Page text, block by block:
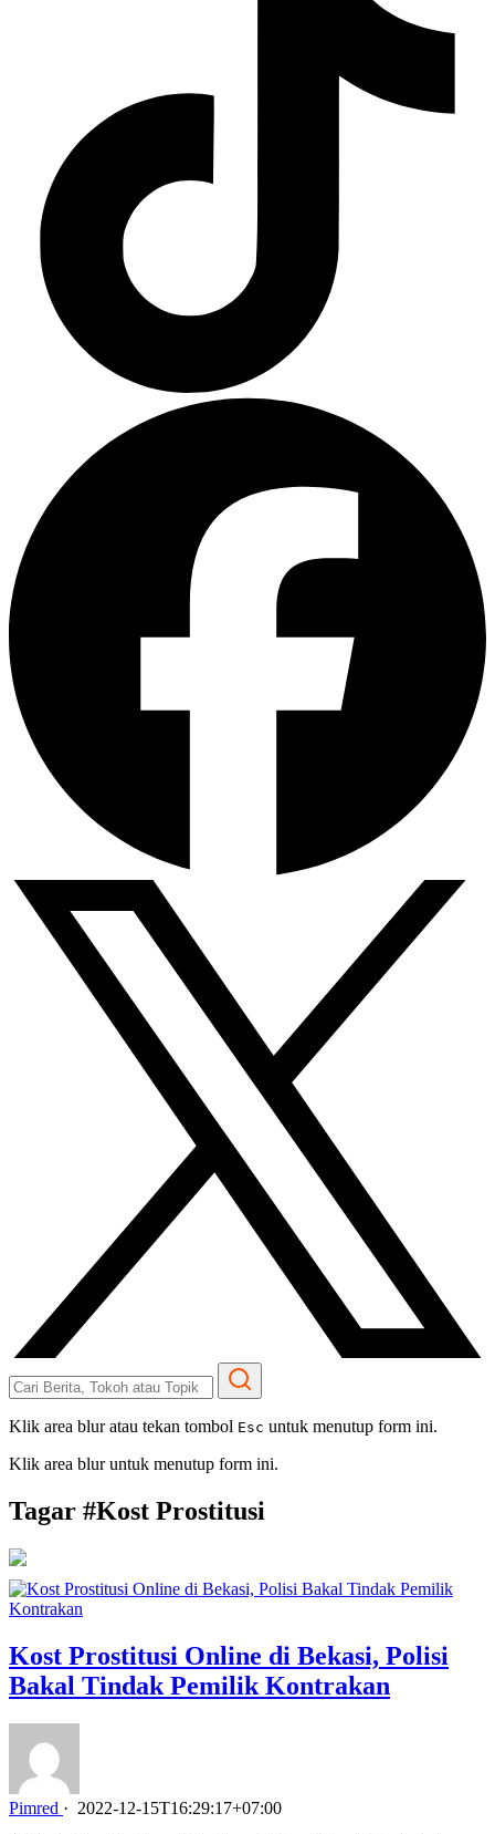
Klik area blur atau tekan tombol Esc untuk menutup form ini.
Klik area blur untuk menutup form ini.
Tagar #Kost Prostitusi
Kost Prostitusi Online di Bekasi, Polisi
Bakal Tindak Pemilik Kontrakan
Pimred · 2022-12-15T16:29:17+07:00